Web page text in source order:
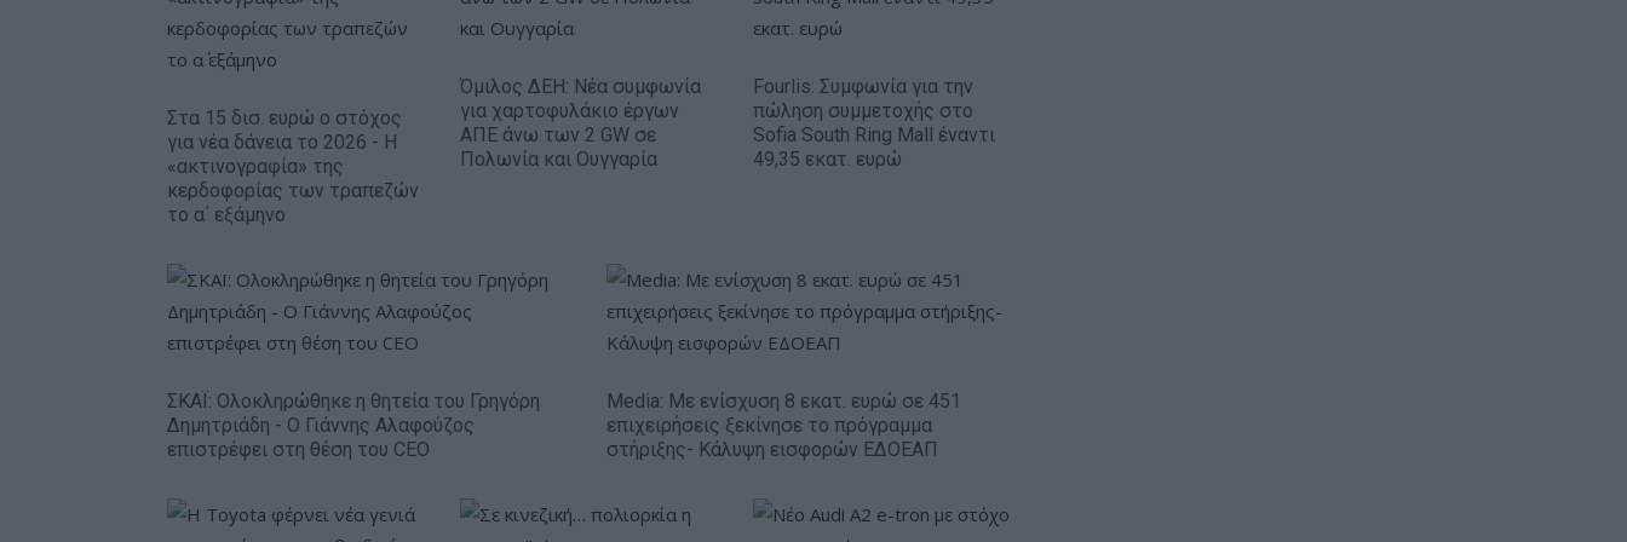
Στα 15 δισ. ευρώ ο στόχος
για νέα δάνεια το 2026 - Η
«ακτινογραφία» της
κερδοφορίας των τραπεζών
το α΄ εξάμηνο
Όμιλος ΔΕΗ: Νέα συμφωνία
για χαρτοφυλάκιο έργων
ΑΠΕ άνω των 2 GW σε
Πολωνία και Ουγγαρία
Fourlis: Συμφωνία για την
πώληση συμμετοχής στο
Sofia South Ring Mall έναντι
49,35 εκατ. ευρώ
ΣΚΑΪ: Ολοκληρώθηκε η θητεία του Γρηγόρη
Δημητριάδη - Ο Γιάννης Αλαφούζος
επιστρέφει στη θέση του CEO
Media: Με ενίσχυση 8 εκατ. ευρώ σε 451
επιχειρήσεις ξεκίνησε το πρόγραμμα
στήριξης- Κάλυψη εισφορών ΕΔΟΕΑΠ